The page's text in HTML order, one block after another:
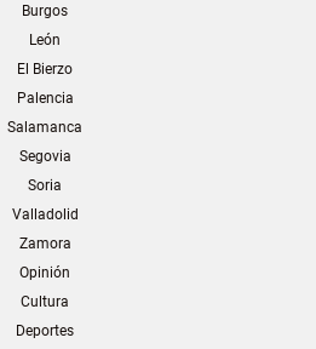
Burgos
León
El Bierzo
Palencia
Salamanca
Segovia
Soria
Valladolid
Zamora
Opinión
Cultura
Deportes